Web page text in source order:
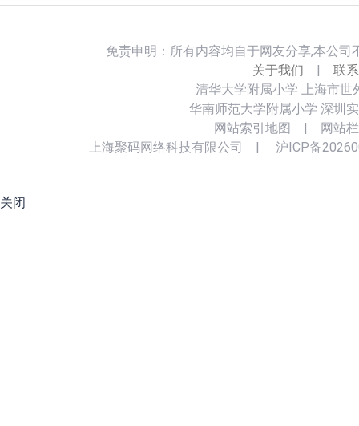
免责申明：所有内容均自于网友分享,本公
关于我们
联
清华大学附属小学 上海市世
华南师范大学附属小学 深圳
网站索引地图
网站
上海聚码网络科技有限公司
沪ICP备
关闭